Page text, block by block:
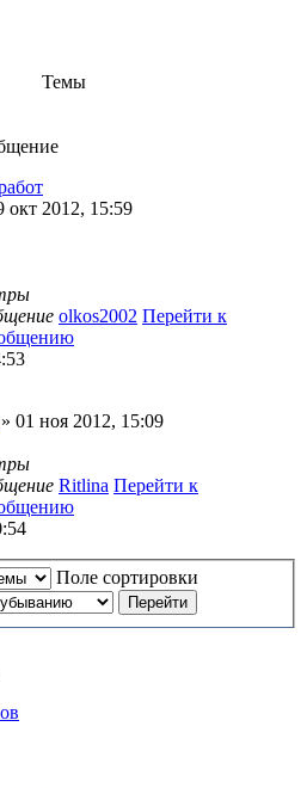
Темы
окт 2012, 15:59
olkos2002 Перейти к
» 01 ноя 2012, 15:09
Ritlina Перейти к
Поле сортировки